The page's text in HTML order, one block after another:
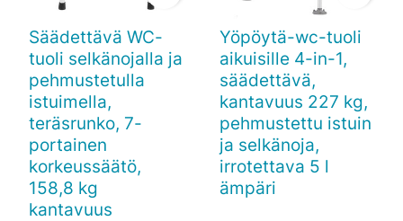
Säädettävä WC-
tuoli selkänojalla ja
pehmustetulla
istuimella,
teräsrunko, 7-
portainen
korkeussäätö,
158,8 kg
kantavuus
Yöpöytä-wc-tuoli
aikuisille 4-in-1,
säädettävä,
kantavuus 227 kg,
pehmustettu istuin
ja selkänoja,
irrotettava 5 l
ämpäri